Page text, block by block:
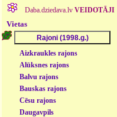
Daba.dziedava.lv VEIDOTĀJI
Vietas
Aizkraukles rajons
Alūksnes rajons
Balvu rajons
Bauskas rajons
Cēsu rajons
Daugavpils